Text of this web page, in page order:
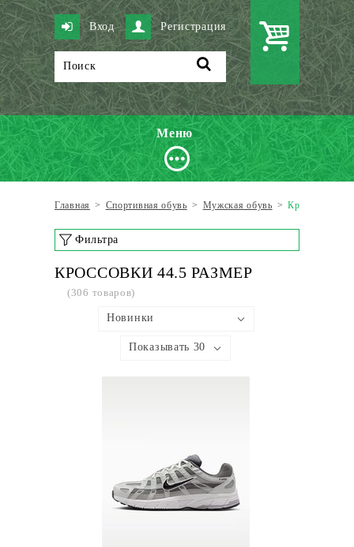
Вход Регистрация
Меню
Главная > Спортивная обувь > Мужская обувь > Кроссовки
Фильтра
КРОССОВКИ 44.5 РАЗМЕР
(306 товаров)
Новинки
Показывать 30